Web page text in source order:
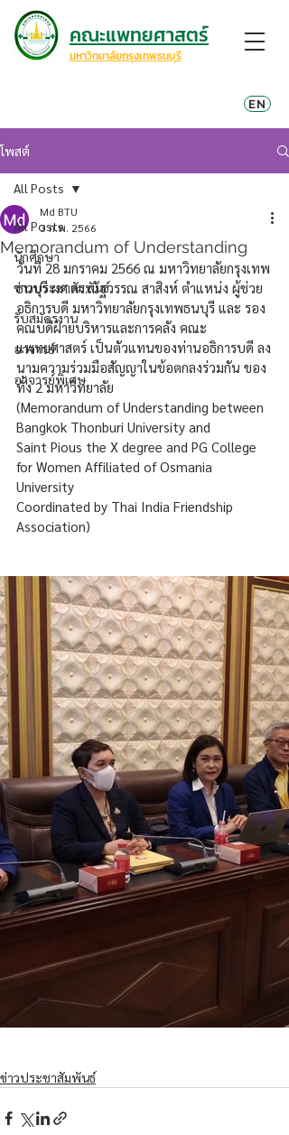
มหาวิทยาลัยกรุงเทพธนบุรี
EN
คณะแพทยศาสตร์
โพสต์
All Posts
นักศึกษา
ข่าวประชาสัมพันธ์
รับสมัครงาน
อาจารย์
อาจารย์พิเศษ
All Posts
Memorandum of Understanding
Md BTU
3 ก.พ. 2566
วันที่ 28 มกราคม 2566 ณ มหาวิทยาลัยกรุงเทพ
ธนบุรี ผศ.ดร.ณัฐวรรณ สาสิงห์ ตำแหน่ง ผู้ช่วย
อธิการบดี มหาวิทยาลัยกรุงเทพธนบุรี และ รอง
คณบดีฝ่ายบริหารและการคลัง คณะ
แพทยศาสตร์ เป็นตัวแทนของท่านอธิการบดี ลง
นามความร่วมมือสัญญาในข้อตกลงร่วมกัน ของ
ทั้ง 2 มหาวิทยาลัย
(Memorandum of Understanding between
Bangkok Thonburi University and
Saint Pious the X degree and PG College
for Women Affiliated of Osmania
University
Coordinated by Thai India Friendship
Association)
ข่าวประชาสัมพันธ์